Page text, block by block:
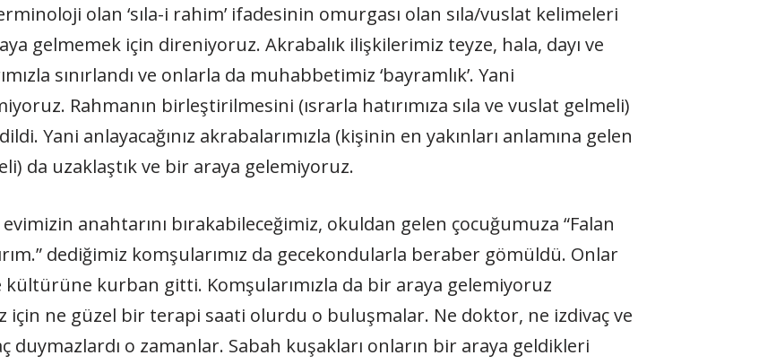
olan ‘sıla-i rahim’ ifadesinin omurgası olan sıla/vuslat kelimeleri
gelmemek için direniyoruz. Akrabalık ilişkilerimiz teyze, hala, dayı ve
sınırlandı ve onlarla da muhabbetimiz ‘bayramlık’. Yani
Rahmanın birleştirilmesini (ısrarla hatırımıza sıla ve vuslat gelmeli)
Yani anlayacağınız akrabalarımızla (kişinin en yakınları anlamına gelen
da uzaklaştık ve bir araya gelemiyoruz.
anahtarını bırakabileceğimiz, okuldan gelen çocuğumuza “Falan
dediğimiz komşularımız da gecekondularla beraber gömüldü. Onlar
kültürüne kurban gitti. Komşularımızla da bir araya gelemiyoruz
için ne güzel bir terapi saati olurdu o buluşmalar. Ne doktor, ne izdivaç ve
duymazlardı o zamanlar. Sabah kuşakları onların bir araya geldikleri